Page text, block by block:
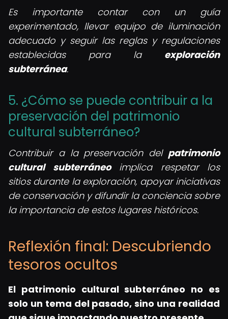
Es importante contar con un guía
experimentado, llevar equipo de iluminación
adecuado y seguir las reglas y regulaciones
establecidas para la exploración
subterránea.
5. ¿Cómo se puede contribuir a la
preservación del patrimonio
cultural subterráneo?
Contribuir a la preservación del patrimonio
cultural subterráneoimplica respetar los
sitios durante la exploración, apoyar iniciativas
de conservación y difundir la conciencia sobre
la importancia de estos lugares históricos.
Reflexión final: Descubriendo
tesoros ocultos
El patrimonio cultural subterráneo no es
solo un tema del pasado, sino una realidad